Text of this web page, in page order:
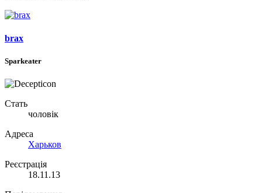
brax
Sparkeater
Стать
чоловік
Адреса
Харьков
Реєстрація
18.11.13